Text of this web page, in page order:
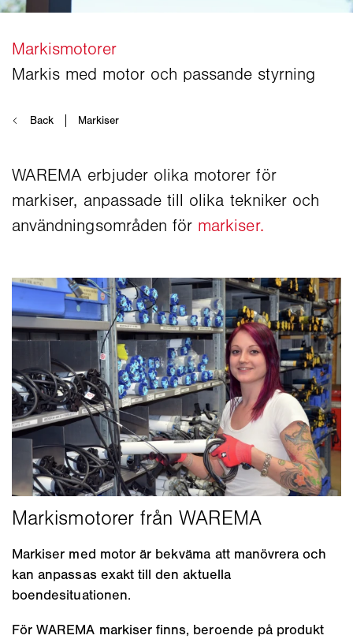
WAREMA erbjuder olika motorer för
markiser, anpassade till olika tekniker och
användningsområden för markiser.
Markiser med motor är bekväma att manövrera och
kan anpassas exakt till den aktuella
boendesituationen.
För WAREMA markiser finns, beroende på produkt